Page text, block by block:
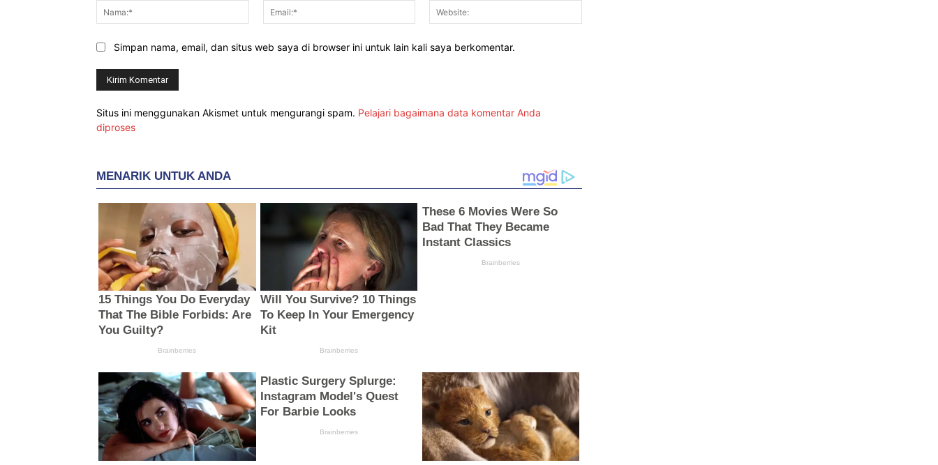
Nama:*
Email:*
Simpan nama, email, dan situs web saya di browser ini untuk lain kali saya berkomentar.
Situs ini menggunakan Akismet untuk mengurangi spam. Pelajari bagaimana data komentar Anda
diproses